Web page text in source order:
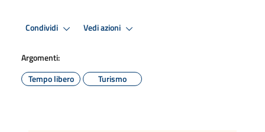
Condividi Vedi azioni
Argomenti:
Tempo libero
Turismo